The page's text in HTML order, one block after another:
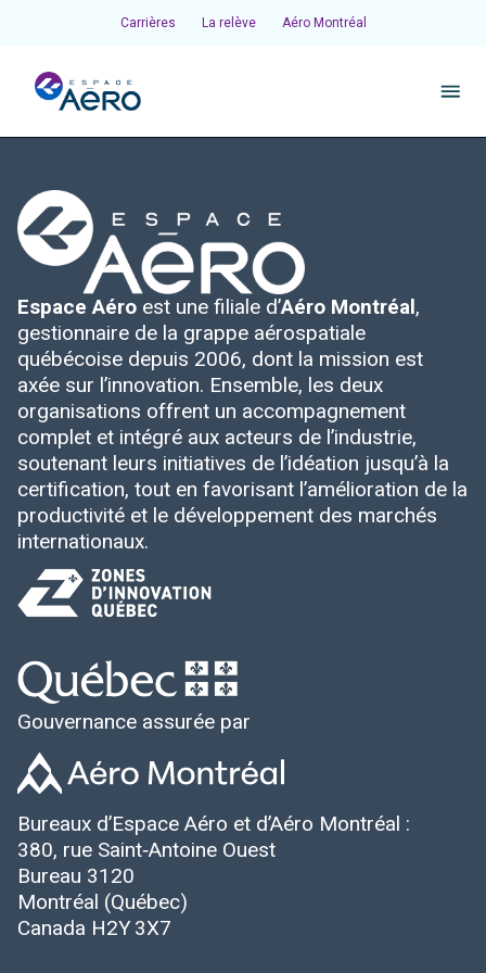
Carrières La relève Aéro Montréal
Pôles et chantiers
Initiatives
Écosystème
Publications et événements
Espace Aéro est une filiale d’Aéro Montréal,
gestionnaire de la grappe aérospatiale
québécoise depuis 2006, dont la mission est
axée sur l’innovation. Ensemble, les deux
organisations offrent un accompagnement
complet et intégré aux acteurs de l’industrie,
soutenant leurs initiatives de l’idéation jusqu’à la
certification, tout en favorisant l’amélioration de la
productivité et le développement des marchés
internationaux.
Gouvernance assurée par
Bureaux d’Espace Aéro et d’Aéro Montréal :
380, rue Saint‑Antoine Ouest
Bureau 3120
Montréal (Québec)
Canada H2Y 3X7